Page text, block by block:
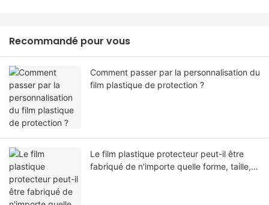
Recommandé pour vous
Comment passer par la personnalisation du
film plastique de protection ?
Le film plastique protecteur peut-il être
fabriqué de n'importe quelle forme, taille,